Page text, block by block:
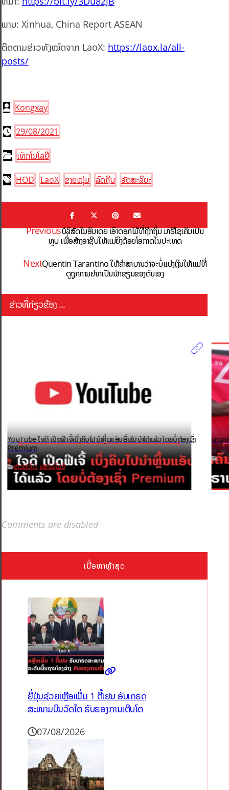
ພາບ: Xinhua, China Report ASEAN
ຕິດຕາມຂ່າວທັງໝົດຈາກ LaoX: https://laox.la/all-
posts/
Kongxay
29/08/2021
ເທັກໂນໂລຢີ
HOD LaoX ຊາຍໜຸ່ມ ລົດຖີບ ອັດສະລິຍະ
Previousບໍລິສັດໃນອິນເດຍ ເອົາດອກໄມ້ທີ່ຖືກຖິ້ມ ມາຣີໄຊເຄິນເປັນ
ທູບ ເພື່ອສ້າງອາຊີບໃຫ້ແມ່ຍິງດ້ອຍໂອກາດໃນປະເທດ
NextQuentin Tarantino ໃຫ້ຄຳສາບານວ່າຈະບໍ່ແບ່ງເງິນໃຫ້ແມ່ທີ່
ດູຖູກການຢາກເປັນນັກຂຽນຂອງຕົນເອງ
ຂ່າວທີ່ກ່ຽວຂ້ອງ ...
YouTube ໃຈດີ ເປີດຟີເຈີ້ເບິ່ງຄິບໄປນຳຫຼິ້ນແອັບອື່ນໄປນຳໄດ້ແລ້ວ ໂດຍບໍ່ຕ້ອງເຊົ່າ
Premium
ຂ່າວທົ່ວໄປ, ເທັກໂນໂລຢີ
ມະນຸດ
ຂ່າວ
Comments are disabled
ເນື້ອຫາຫຼ້າສຸດ
ຍີ່ປຸ່ນຊ່ວຍເຫຼືອເພີ່ມ 1 ຕື້ເຢນ ອັບເກຣດ
ສະໜາມບິນວັດໄຕ ຮັບຮອງການເຕີບໂຕ
07/08/2026